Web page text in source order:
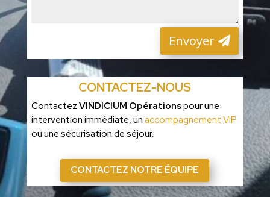
Envoyer
CONTACTEZ-NOUS
Contactez VINDICIUM Opérationspour une
intervention immédiate, un accompagnement VIP
ou une sécurisation de séjour.
CONTACTEZ NOTRE ÉQUIPE